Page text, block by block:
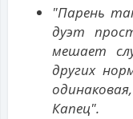
"Парень
дуэт
мешает
других
Капец".